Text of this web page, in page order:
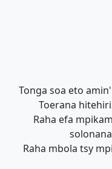
Tonga soa eto
Toerana
Raha efa
Raha mbola tsy